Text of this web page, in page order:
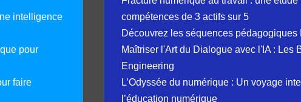
intelligence
pour
faire
compétences de 3 actifs sur 5
Découvrez les séquences pédagogiques
Maîtriser l'Art du Dialogue avec l'IA : Les
Engineering
L’Odyssée du numérique : Un voyage
l’éducation numérique